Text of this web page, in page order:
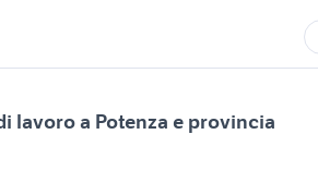
lavoro a Potenza e provincia